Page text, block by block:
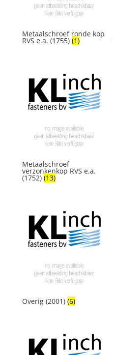
Metaalschroef ronde kop
RVS e.a. (1755) (1)
Metaalschroef
verzonkenkop RVS e.a.
(1752) (13)
Overig (2001) (6)